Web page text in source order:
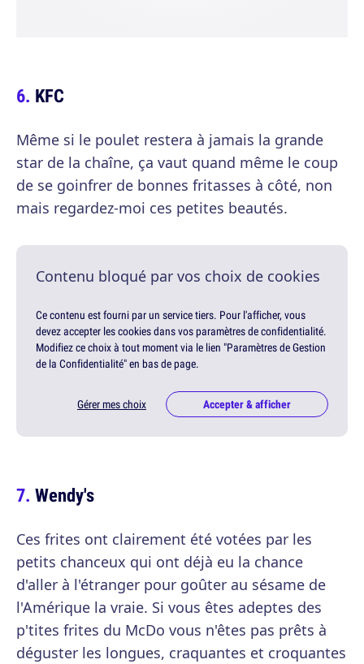
KFC
Même si le poulet restera à jamais la grande
star de la chaîne, ça vaut quand même le coup
de se goinfrer de bonnes fritasses à côté, non
mais regardez-moi ces petites beautés.
Contenu bloqué par vos choix de cookies
Ce contenu est fourni par un service tiers. Pour l'afficher, vous
devez accepter les cookies dans vos paramètres de confidentialité.
Modifiez ce choix à tout moment via le lien "Paramètres de Gestion
de la Confidentialité" en bas de page.
Gérer mes choix Accepter & afficher
Wendy's
Ces frites ont clairement été votées par les
petits chanceux qui ont déjà eu la chance
d'aller à l'étranger pour goûter au sésame de
l'Amérique la vraie. Si vous êtes adeptes des
p'tites frites du McDo vous n'êtes pas prêts à
déguster les longues, craquantes et croquantes